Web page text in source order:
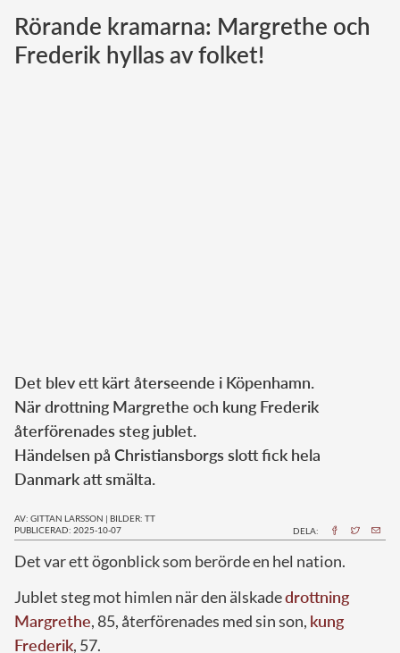
Norska kungahuset
Danska kungahuset
Rörande kramarna: Margrethe och
Frederik hyllas av folket!
Det blev ett kärt återseende i Köpenhamn.
När drottning Margrethe och kung Frederik
återförenades steg jublet.
Händelsen på Christiansborgs slott fick hela
Danmark att smälta.
AV: GITTAN LARSSON | BILDER: TT
PUBLICERAD: 2025-10-07
DELA:
Det var ett ögonblick som berörde en hel nation.
Jublet steg mot himlen när den älskadedrottning
Margrethe, 85, återförenades med sin son, kung
Frederik, 57.